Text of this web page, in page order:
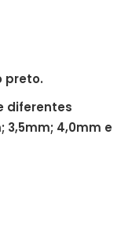
preto.
diferentes
3,5mm; 4,0mm e